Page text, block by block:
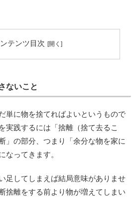
テンツ目次
ないこと
単に物を捨てればよいというもので
実践するには「捨離（捨て去るこ
」の部分、つまり「余分な物を家に
なってきます。
足してしまえば結局意味がありませ
捨離をする前より物が増えてしまい